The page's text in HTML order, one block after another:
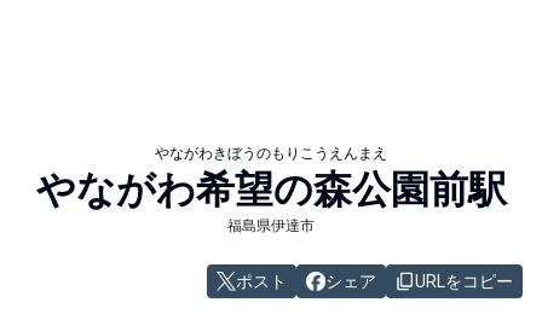
やながわきぼうのもりこうえんまえ
やながわ希望の森公園前駅
福島県伊達市
ポスト シェア URLをコピー